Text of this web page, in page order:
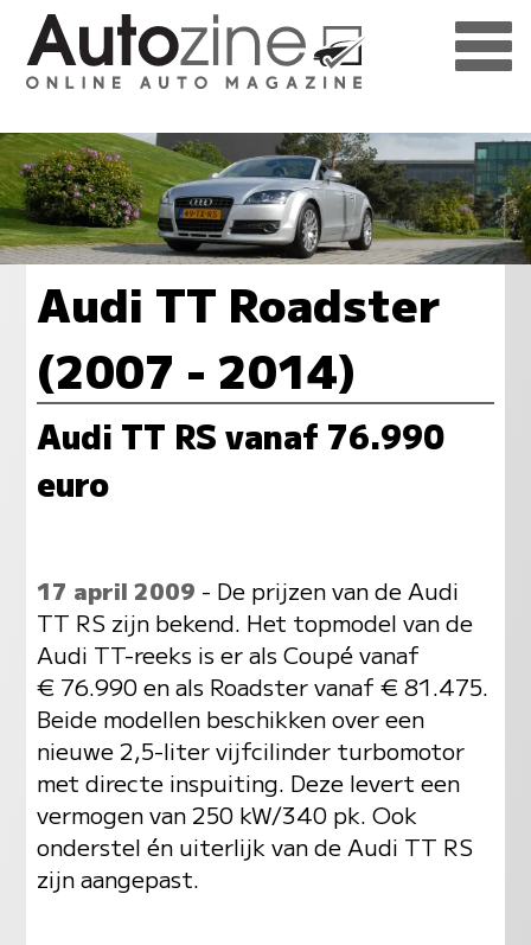
Audi TT Roadster
(2007 - 2014)
Audi TT RS vanaf 76.990
euro
17 april 2009 - De prijzen van de Audi
TT RS zijn bekend. Het topmodel van de
Audi TT-reeks is er als Coupé vanaf
€ 76.990 en als Roadster vanaf € 81.475.
Beide modellen beschikken over een
nieuwe 2,5-liter vijfcilinder turbomotor
met directe inspuiting. Deze levert een
vermogen van 250 kW/340 pk. Ook
onderstel én uiterlijk van de Audi TT RS
zijn aangepast.